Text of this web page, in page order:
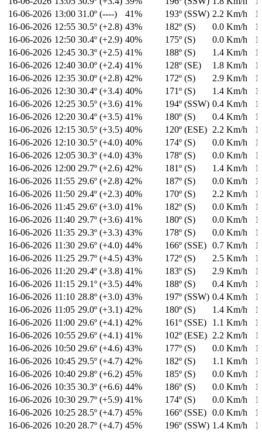
16-06-2026 13:00 31.0º (----) 41% 193º (SSW) 2.2 Km/h
16-06-2026 12:55 30.5º (+2.8) 43% 182º (S) 0.0 Km/h
16-06-2026 12:50 30.4º (+2.9) 40% 175º (S) 0.0 Km/h
16-06-2026 12:45 30.3º (+2.5) 41% 188º (S) 1.4 Km/h
16-06-2026 12:40 30.0º (+2.4) 41% 128º (SE) 1.8 Km/h
16-06-2026 12:35 30.0º (+2.8) 42% 172º (S) 2.9 Km/h
16-06-2026 12:30 30.4º (+3.4) 40% 171º (S) 1.4 Km/h
16-06-2026 12:25 30.5º (+3.6) 41% 194º (SSW) 0.4 Km/h
16-06-2026 12:20 30.4º (+3.5) 41% 180º (S) 0.4 Km/h
16-06-2026 12:15 30.5º (+3.5) 40% 120º (ESE) 2.2 Km/h
16-06-2026 12:10 30.5º (+4.0) 40% 174º (S) 0.0 Km/h
16-06-2026 12:05 30.3º (+4.0) 43% 178º (S) 0.0 Km/h
16-06-2026 12:00 29.7º (+2.6) 42% 181º (S) 1.4 Km/h
16-06-2026 11:55 29.6º (+2.8) 42% 187º (S) 0.0 Km/h
16-06-2026 11:50 29.4º (+2.3) 40% 170º (S) 2.2 Km/h
16-06-2026 11:45 29.6º (+3.0) 41% 182º (S) 0.0 Km/h
16-06-2026 11:40 29.7º (+3.6) 41% 180º (S) 0.0 Km/h
16-06-2026 11:35 29.3º (+3.3) 43% 178º (S) 0.0 Km/h
16-06-2026 11:30 29.6º (+4.0) 44% 166º (SSE) 0.7 Km/h
16-06-2026 11:25 29.7º (+4.5) 43% 172º (S) 2.5 Km/h
16-06-2026 11:20 29.4º (+3.8) 41% 183º (S) 2.9 Km/h
16-06-2026 11:15 29.1º (+3.5) 44% 188º (S) 0.4 Km/h
16-06-2026 11:10 28.8º (+3.0) 43% 197º (SSW) 0.4 Km/h
16-06-2026 11:05 29.0º (+3.1) 42% 180º (S) 1.4 Km/h
16-06-2026 11:00 29.6º (+4.1) 42% 161º (SSE) 1.1 Km/h
16-06-2026 10:55 29.6º (+4.1) 41% 102º (ESE) 2.2 Km/h
16-06-2026 10:50 29.6º (+4.6) 43% 177º (S) 0.0 Km/h
16-06-2026 10:45 29.5º (+4.7) 42% 182º (S) 1.1 Km/h
16-06-2026 10:40 29.8º (+6.2) 45% 185º (S) 0.0 Km/h
16-06-2026 10:35 30.3º (+6.6) 44% 186º (S) 0.0 Km/h
16-06-2026 10:30 29.7º (+5.9) 41% 174º (S) 0.0 Km/h
16-06-2026 10:25 28.5º (+4.7) 45% 166º (SSE) 0.0 Km/h
16-06-2026 10:20 28.7º (+4.7) 45% 196º (SSW) 1.4 Km/h